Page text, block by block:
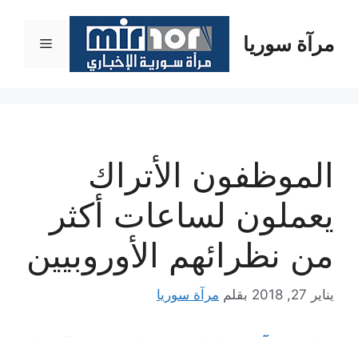
المحتوىمرآة سوريا القائمة
الموظفون الأتراك
يعملون لساعات أكثر
من نظرائهم الأوروبيين
يناير 27, 2018 بقلم مرآة سوريا